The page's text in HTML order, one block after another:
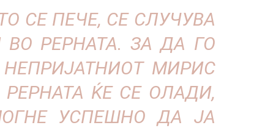
СЕ ПЕЧЕ, СЕ СЛУЧУВА
РЕРНАТА. ЗА ДА ГО
МИРИС
ЌЕ СЕ ОЛАДИ,
УСПЕШНО ДА ЈА